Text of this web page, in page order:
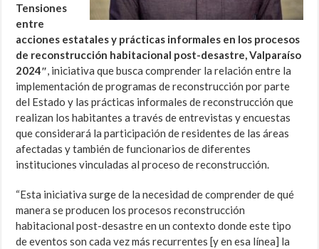
Tensiones
entre
acciones estatales y prácticas informales en los procesos
de reconstrucción habitacional post-desastre, Valparaíso
2024″, iniciativa que busca comprender la relación entre la
implementación de programas de reconstrucción por parte
del Estado y las prácticas informales de reconstrucción que
realizan los habitantes a través de entrevistas y encuestas
que considerará la participación de residentes de las áreas
afectadas y también de funcionarios de diferentes
instituciones vinculadas al proceso de reconstrucción.
“Esta iniciativa surge de la necesidad de comprender de qué
manera se producen los procesos reconstrucción
habitacional post-desastre en un contexto donde este tipo
de eventos son cada vez más recurrentes [y en esa línea] la